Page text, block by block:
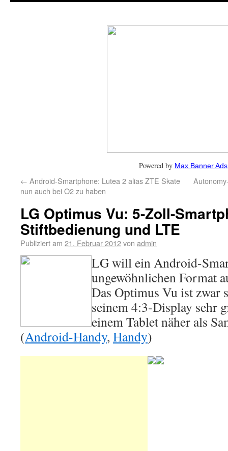
Powered by Max Banner Ads
← Android-Smartphone: Lutea 2 alias ZTE Skate
nun auch bei O2 zu haben
LG Optimus Vu: 5-Zoll-
Stiftbedienung und LTE
Publiziert am 21. Februar 2012von admin
LG will ein Android-
ungewöhnlichen Format
Das Optimus Vu ist zwar
seinem 4:3-Display sehr
einem Tablet näher als
(Android-Handy, Handy)